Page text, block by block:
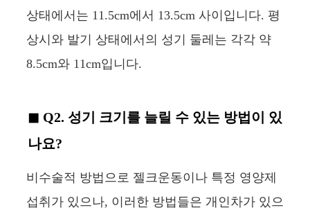
상태에서는 11.5cm에서 13.5cm 사이입니다. 평
상시와 발기 상태에서의 성기 둘레는 각각 약
8.5cm와 11cm입니다.
Q2. 성기 크기를 늘릴 수 있는 방법이 있
나요?
비수술적 방법으로 젤크운동이나 특정 영양제
섭취가 있으나, 이러한 방법들은 개인차가 있으